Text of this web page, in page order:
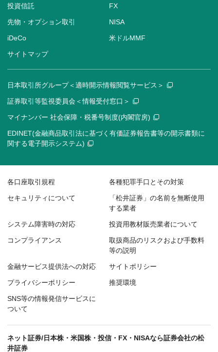
投資信託 FX
先物・オプション取引 NISA
iDeCo 米ドルMMF
サイトマップ
日本取引所グループ＜適時開示情報閲覧サービス＞
証券取引等監視委員会＜情報受付窓口＞
マイナンバー 社会保障・税番号制度(内閣官房)
EDINET(金融商品取引法に基づく有価証券報告書等の開示書類に
関する電子開示システム)
各口座取引規程 各種犯罪手口とその対策
セキュリティについて
「松井証券」の名前を無断使用
する業者
システム障害時の対応 投資用教材販売業者について
コンプライアンス
取扱商品のリスクおよび手数料
等の説明
金融サービス提供法への対応 サイトポリシー
プライバシーポリシー 推奨環境
SNS等の情報発信サービスに
ついて
ネット証券/日本株・米国株・投信・FX・NISAなら証券会社の松
井証券